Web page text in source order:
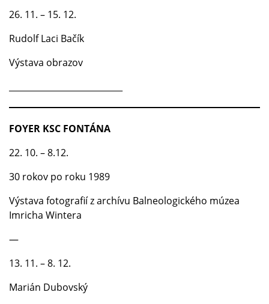
26. 11. – 15. 12.
Rudolf Laci Bačík
Výstava obrazov
FOYER KSC FONTÁNA
22. 10. – 8.12.
30 rokov po roku 1989
Výstava fotografií z archívu Balneologického múzea
Imricha Wintera
—
13. 11. – 8. 12.
Marián Dubovský